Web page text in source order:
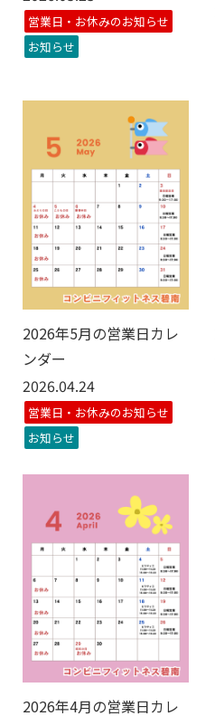
営業日・お休みのお知らせ
お知らせ
2026年5月の営業日カレ
ンダー
2026.04.24
営業日・お休みのお知らせ
お知らせ
2026年4月の営業日カレ